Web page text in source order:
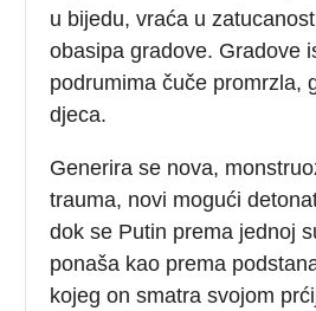
u bijedu, vraća u
obasipa gradove. Gradove
podrumima čuče promrzla,
djeca.
Generira se nova,
trauma, novi mogući
dok se Putin prema jednoj
ponaša kao prema
kojeg on smatra svojom